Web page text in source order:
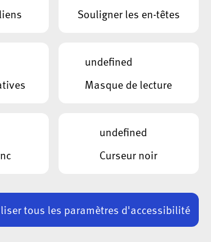
lors
Souligner les en-têtes
undefined
Masque de lecture
undefined
Curseur noir
tous les paramètres d'accessibilité